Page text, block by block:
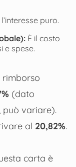
puro.
È il costo
e spese.
rimborso
(dato
può variare).
al 20,82%.
carta è